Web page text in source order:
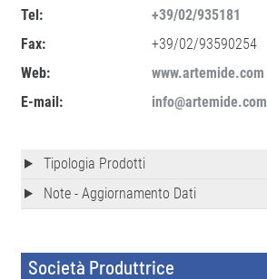
Tel:
+39/02/935181
Fax:
+39/02/93590254
Web:
www.artemide.com
E-mail:
info@artemide.com
Tipologia Prodotti
Note - Aggiornamento Dati
Società Produttrice